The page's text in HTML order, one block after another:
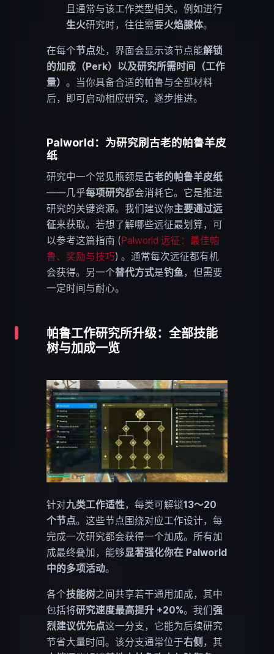
且通常与该工作类型相关。例如进行
生火研究时，往往需要火焰腺体。
在每个节点处，界面会显示该节点能解锁
的加成（Perk） 以及研究所需时间（工作
量） 。当你具备合适的帕鲁与全部材料
后，即可启动相应研究，逐步推进。
Palworld：为研究刷古老的帕鲁羊皮
纸
研究中一个常见瓶颈是古老的帕鲁羊皮纸
——几乎每项研究都会消耗它。它是推进
研究的关键资源。我们建议你主要通过远
征来获取。若想了解哪些远征最划算，可
以参考这篇指南 ( Palworld 远征：最佳帕
鲁、奖励与技巧) 。通常每次远征都有机
会获得。另一个替代方式是钓鱼，但需要
一定时间与耐心。
帕鲁工作研究所升级：全部技能
树与加成一览
针对九类工作适性，每类可解锁13～20
个节点。这些节点围绕对应工作设计，每
完成一次研究都会获得一个加成。所有加
成最终叠加，能够显著强化你在 Palworld
中的多项活动。
各个技能树之间共享若干通用加成，其中
包括将研究速度最高提升 +20%。我们强
烈建议优先点这一分支，它能为后续研究
节省大量时间。该分支通常位于右侧 ，其